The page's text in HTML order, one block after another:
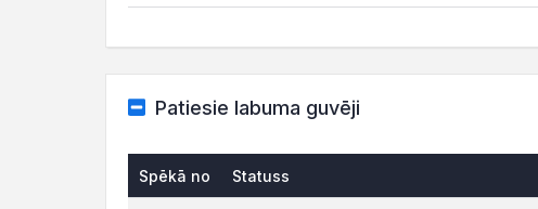
Patiesie labuma guvēji
Spēkā no Statuss